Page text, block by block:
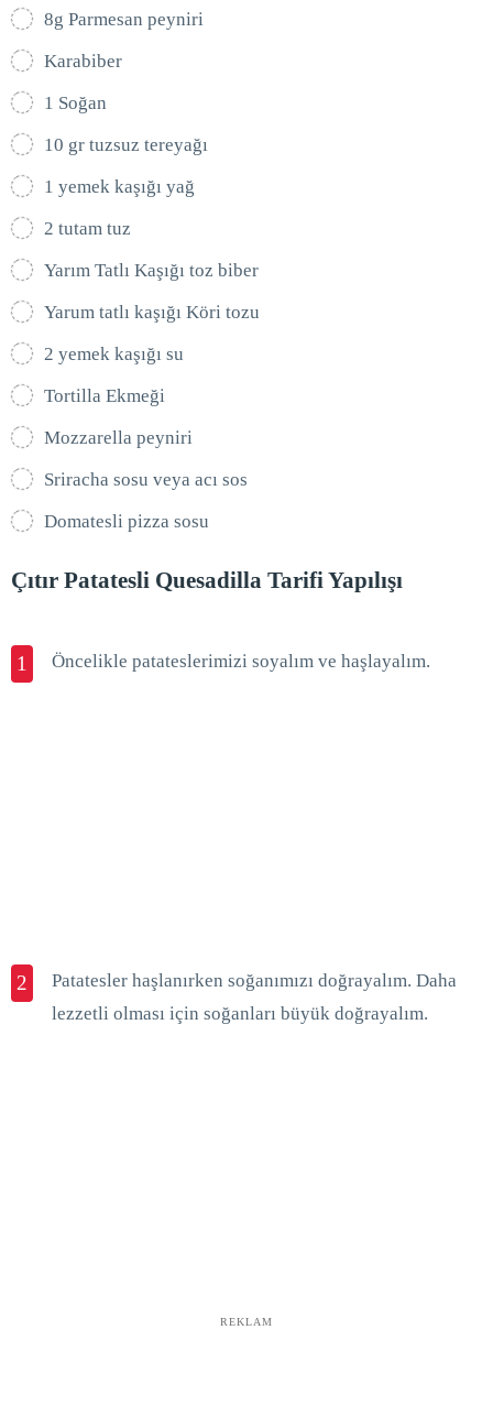
8g Parmesan peyniri
Karabiber
1 Soğan
10 gr tuzsuz tereyağı
1 yemek kaşığı yağ
2 tutam tuz
Yarım Tatlı Kaşığı toz biber
Yarum tatlı kaşığı Köri tozu
2 yemek kaşığı su
Tortilla Ekmeği
Mozzarella peyniri
Sriracha sosu veya acı sos
Domatesli pizza sosu
Çıtır Patatesli Quesadilla Tarifi Yapılışı
1 Öncelikle patateslerimizi soyalım ve haşlayalım.
2
Patatesler haşlanırken soğanımızı doğrayalım. Daha
lezzetli olması için soğanları büyük doğrayalım.
REKLAM